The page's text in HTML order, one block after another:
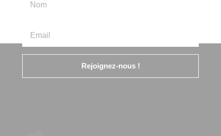
Rejoignez-nous !